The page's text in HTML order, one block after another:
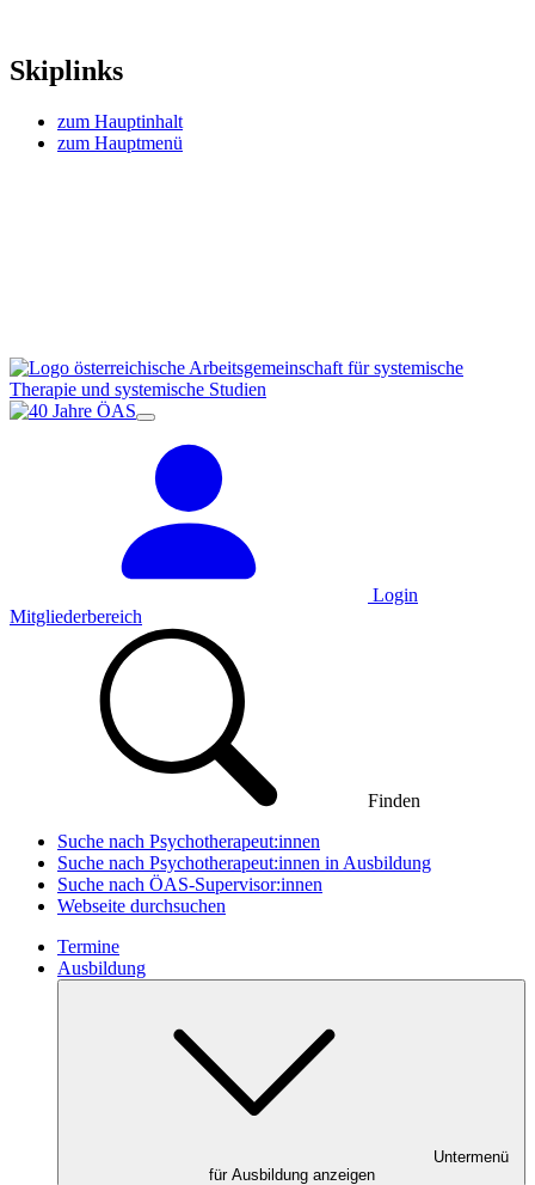
Skiplinks
zum Hauptinhalt
zum Hauptmenü
Login
Mitgliederbereich
Finden
Suche nach Psychotherapeut:innen
Suche nach Psychotherapeut:innen in Ausbildung
Suche nach ÖAS-Supervisor:innen
Webseite durchsuchen
Termine
Ausbildung
Untermenü
für Ausbildung anzeigen